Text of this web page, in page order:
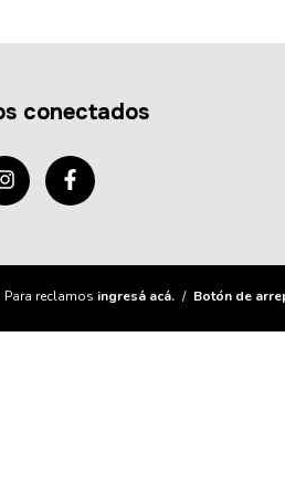
conectados
reclamos ingresá acá. / Botón de